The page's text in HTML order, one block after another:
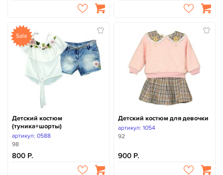
Sale
Детский костюм
(туника+шорты)
артикул: 0588
98
800
Детский костюм для девочки
артикул: 1054
92
900